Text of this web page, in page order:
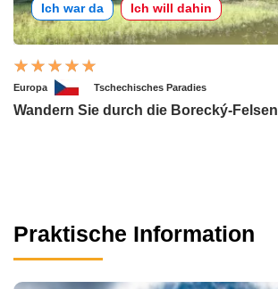
Ich war da Ich will dahin
Europa Tschechisches Paradies
Wandern Sie durch die Borecký-Felsen
Praktische Information